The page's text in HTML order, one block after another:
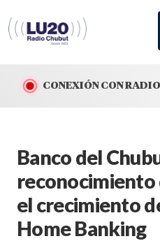
CONEXIÓN CON
Banco del
reconocimiento
el crecimiento
Home Banking